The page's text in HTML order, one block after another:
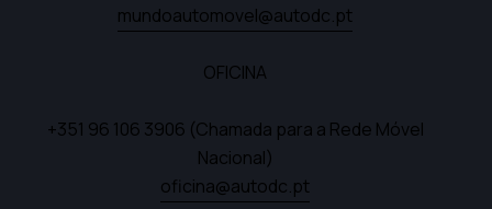
mundoautomovel@autodc.pt
OFICINA
+351 96 106 3906 (Chamada para a Rede Móvel
Nacional)
oficina@autodc.pt